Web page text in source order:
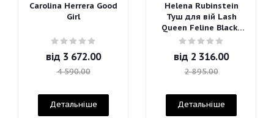
Carolina Herrera Good
Girl
від 3 672.00
4 590.00
Детальніше
Helena Rubinstein
Туш для вій Lash
Queen Feline Blacks
Mascara
від 2 316.00
2 895.00
Детальніше